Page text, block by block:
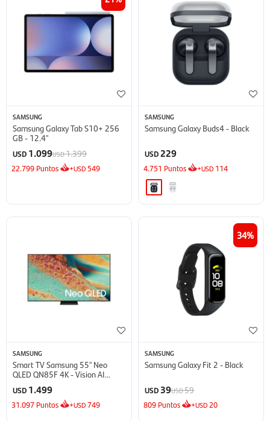
SAMSUNG
Samsung Galaxy Tab S10+ 256
GB - 12.4''
USD 1.099USD1.399
22.799 Puntos +USD 549
SAMSUNG
Samsung Galaxy Buds4 - Black
USD 229
4.751 Puntos +USD 114
SAMSUNG
Smart TV Samsung 55'' Neo
QLED QN85F 4K - Vision AI
USD 1.499
31.097 Puntos +USD749
34
SAMSUNG
Samsung Galaxy Fit 2 - Black
USD 39USD59
809 Puntos +USD 20